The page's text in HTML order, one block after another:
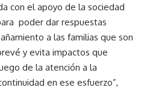
con el apoyo de la sociedad
poder dar respuestas
a las familias que son
y evita impactos que
de la atención a la
en ese esfuerzo”,